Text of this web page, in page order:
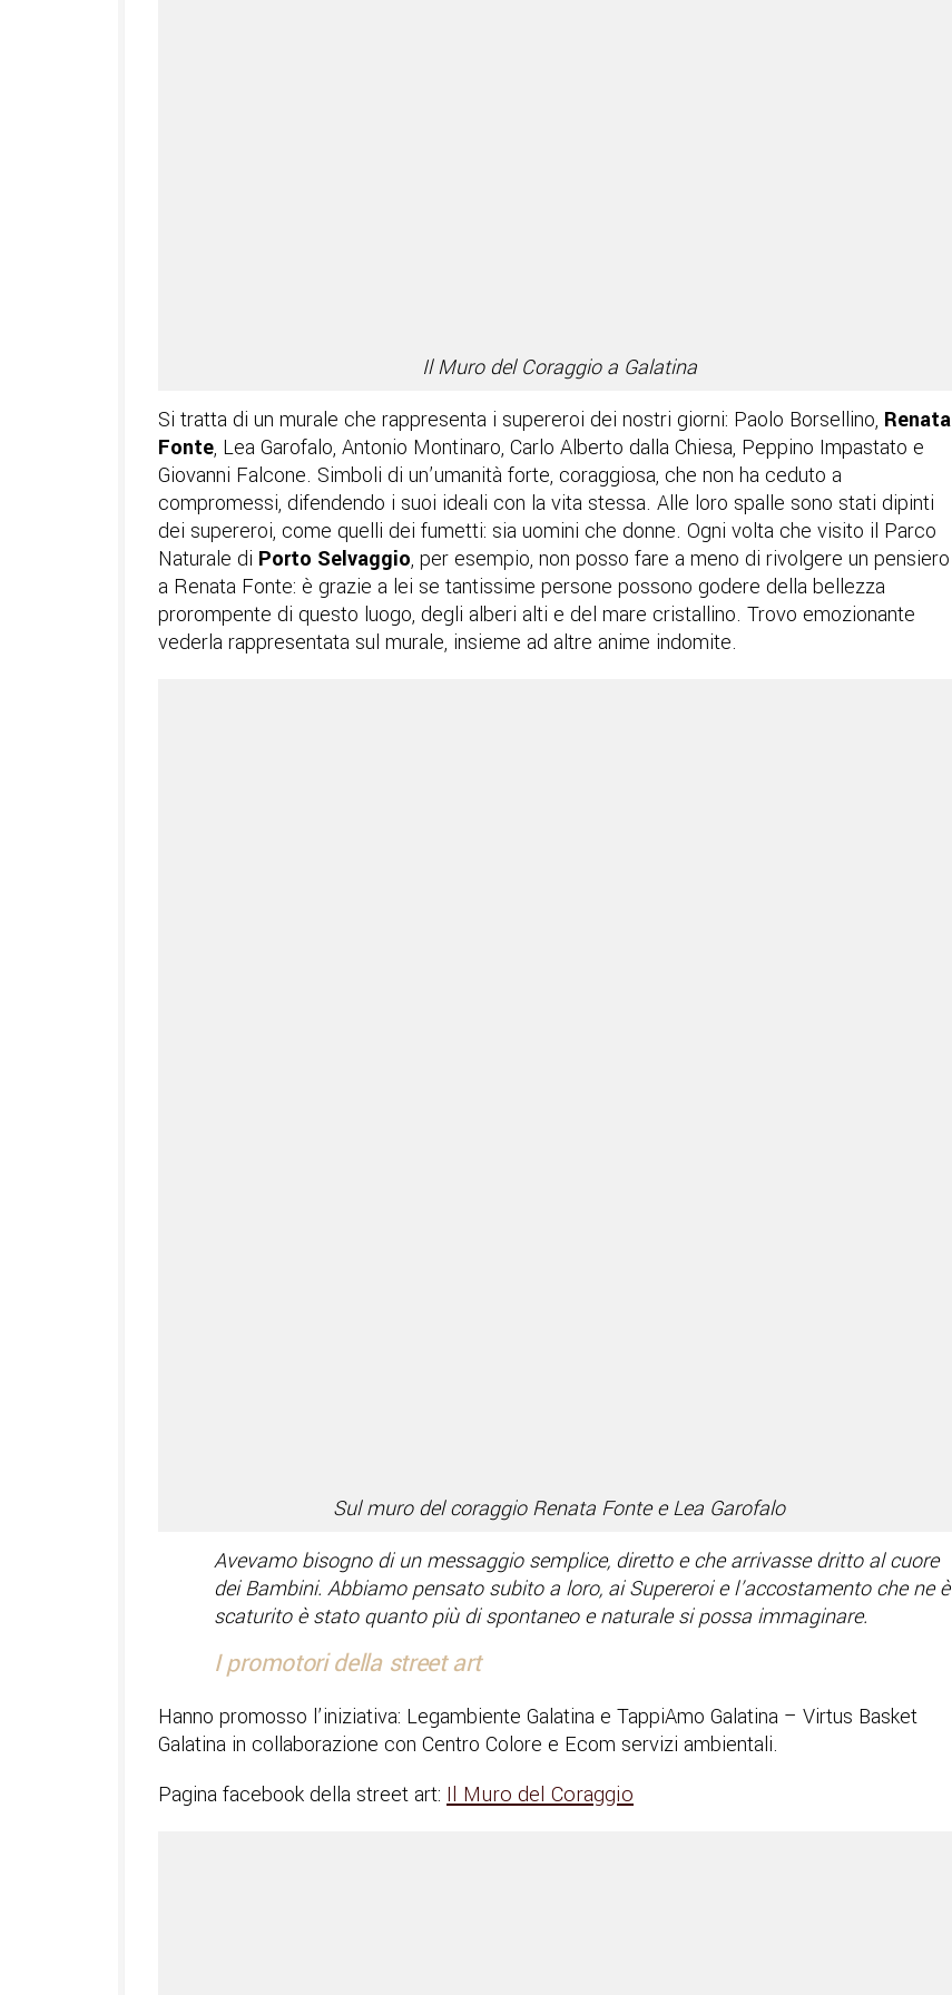
Il Muro del Coraggio a Galatina
Si tratta di un murale che rappresenta i supereroi dei nostri giorni: Paolo Borsellino, Renata
Fonte, Lea Garofalo, Antonio Montinaro, Carlo Alberto dalla Chiesa, Peppino Impastato e
Giovanni Falcone. Simboli di un’umanità forte, coraggiosa, che non ha ceduto a
compromessi, difendendo i suoi ideali con la vita stessa. Alle loro spalle sono stati dipinti
dei supereroi, come quelli dei fumetti: sia uomini che donne. Ogni volta che visito il Parco
Naturale di Porto Selvaggio, per esempio, non posso fare a meno di rivolgere un pensiero
a Renata Fonte: è grazie a lei se tantissime persone possono godere della bellezza
prorompente di questo luogo, degli alberi alti e del mare cristallino. Trovo emozionante
vederla rappresentata sul murale, insieme ad altre anime indomite.
Sul muro del coraggio Renata Fonte e Lea Garofalo
Avevamo bisogno di un messaggio semplice, diretto e che arrivasse dritto al cuore
dei Bambini. Abbiamo pensato subito a loro, ai Supereroi e l’accostamento che ne è
scaturito è stato quanto più di spontaneo e naturale si possa immaginare.
I promotori della street art
Hanno promosso l’iniziativa: Legambiente Galatina e TappiAmo Galatina – Virtus Basket
Galatina in collaborazione con Centro Colore e Ecom servizi ambientali.
Pagina facebook della street art: Il Muro del Coraggio